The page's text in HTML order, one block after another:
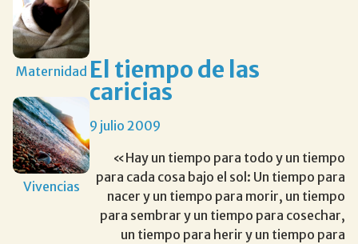
Maternidad
Vivencias
el tiempo de las
caricias
9 julio 2009
«Hay un tiempo para todo y un tiempo
para cada cosa bajo el sol: Un tiempo para
nacer y un tiempo para morir, un tiempo
para sembrar y un tiempo para cosechar,
un tiempo para herir y un tiempo para